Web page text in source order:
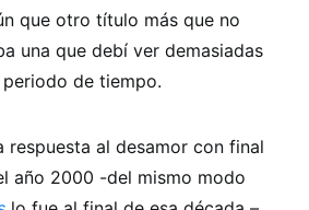
que otro título más que no
una que debí ver demasiadas
de tiempo.
respuesta al desamor con final
año 2000 -del mismo modo